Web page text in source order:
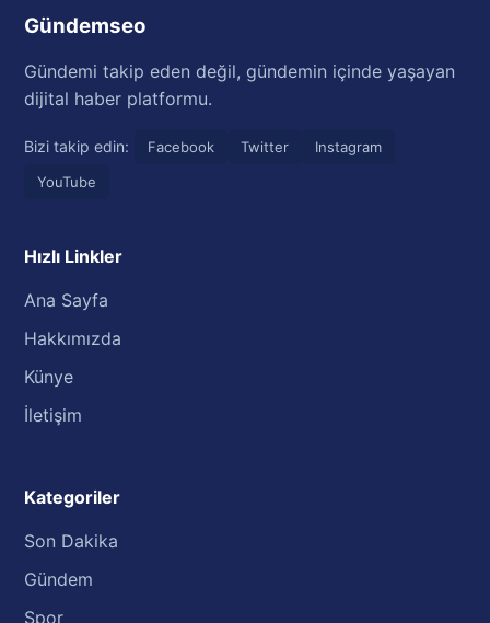
Gündemseo
Gündemi takip eden değil, gündemin içinde yaşayan
dijital haber platformu.
Bizi takip edin: Facebook Twitter
Instagram
YouTube
Hızlı Linkler
Ana Sayfa
Hakkımızda
Künye
İletişim
Kategoriler
Son Dakika
Gündem
Spor